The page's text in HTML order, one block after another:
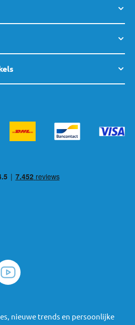
nieuwe trends en persoonlijke